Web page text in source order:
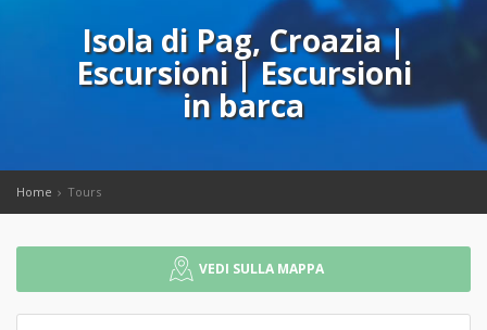
Isola di Pag, Croazia |
Escursioni | Escursioni
in barca
Home Tours
VEDI SULLA MAPPA